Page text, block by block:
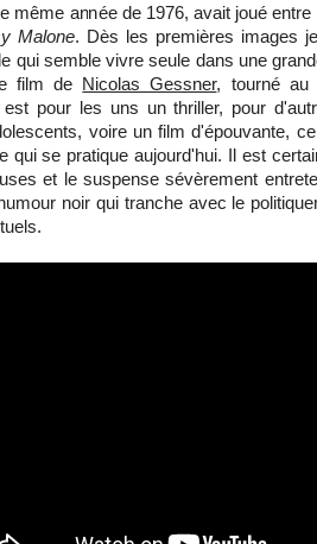
même année de 1976, avait joué
Malone. Dès les premières images
qui semble vivre seule dans une
film de Nicolas Gessner, tourné au
est pour les uns un thriller, pour
voire un film d'épouvante,
qui se pratique aujourd'hui. Il est
et le suspense sévèrement
noir qui tranche avec le